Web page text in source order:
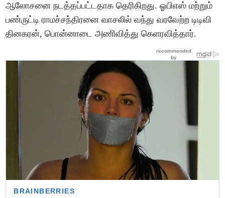
ஆலோசனை நடத்தப்பட்டதாக தெரிகிறது. ஓபிஎஸ் மற்றும்
பண்ருட்டி ராமச்சந்திரனை வாசலில் வந்து வரவேற்ற டிடிவி
தினகரன், பொன்னாடை அணிவித்து கெளரவித்தார்.